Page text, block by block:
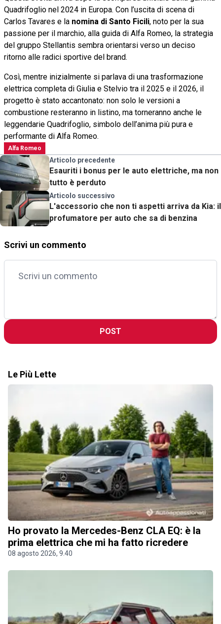
Quadrifoglio nel 2024 in Europa. Con l’uscita di scena di
Carlos Tavares e la nomina di Santo Ficili, noto per la sua
passione per il marchio, alla guida di Alfa Romeo, la strategia
del gruppo Stellantis sembra orientarsi verso un deciso
ritorno alle radici sportive del brand.
Così, mentre inizialmente si parlava di una trasformazione
elettrica completa di Giulia e Stelvio tra il 2025 e il 2026, il
progetto è stato accantonato: non solo le versioni a
combustione resteranno in listino, ma torneranno anche le
leggendarie Quadrifoglio, simbolo dell’anima più pura e
performante di Alfa Romeo.
Alfa Romeo
Articolo precedente
Esauriti i bonus per le auto elettriche, ma non
tutto è perduto
Articolo successivo
L'accessorio che non ti aspetti arriva da Kia: il
profumatore per auto che sa di benzina
Scrivi un commento
POST
Le Più Lette
Ho provato la Mercedes-Benz CLA EQ: è la
prima elettrica che mi ha fatto ricredere
08 agosto 2026, 9.40